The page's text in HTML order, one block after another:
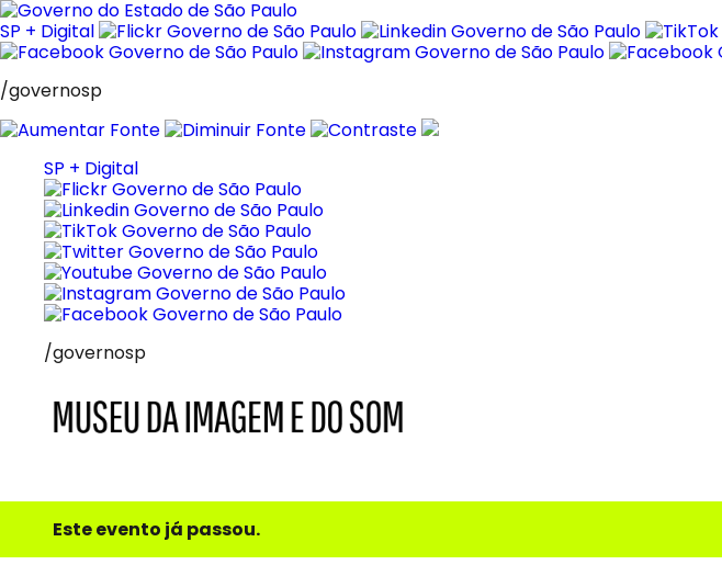
Pular
para
o
SP + Digital
/governosp
SP + Digital
/governosp
e
do
Som
Este evento já passou.